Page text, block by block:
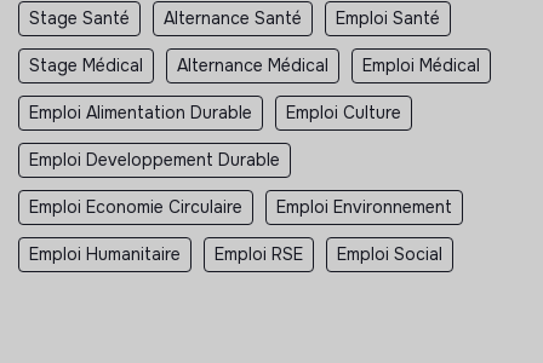
Stage Santé Alternance Santé Emploi Santé
Stage Médical Alternance Médical Emploi Médical
Emploi Alimentation Durable Emploi Culture
Emploi Developpement Durable
Emploi Economie Circulaire Emploi Environnement
Emploi Humanitaire Emploi RSE Emploi Social